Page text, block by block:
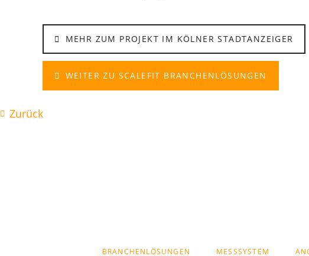
MEHR ZUM PROJEKT IM KÖLNER STADTANZEIGER
WEITER ZU SCALEFIT BRANCHENLÖSUNGEN
Zurück
BRANCHENLÖSUNGEN MESSSYSTEM